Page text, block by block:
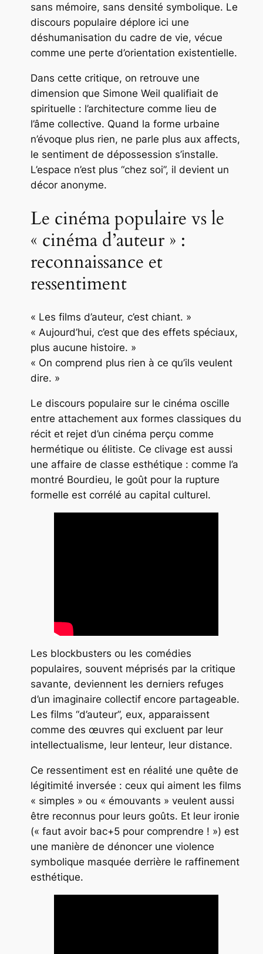
sans mémoire, sans densité symbolique. Le
discours populaire déplore ici une
déshumanisation du cadre de vie, vécue
comme une perte d’orientation existentielle.
Dans cette critique, on retrouve une
dimension que Simone Weil qualifiait de
spirituelle : l’architecture comme lieu de
l’âme collective. Quand la forme urbaine
n’évoque plus rien, ne parle plus aux affects,
le sentiment de dépossession s’installe.
L’espace n’est plus “chez soi”, il devient un
décor anonyme.
Le cinéma populaire vs le
« cinéma d’auteur » :
reconnaissance et
ressentiment
« Les films d’auteur, c’est chiant. »
« Aujourd’hui, c’est que des effets spéciaux,
plus aucune histoire. »
« On comprend plus rien à ce qu’ils veulent
dire. »
Le discours populaire sur le cinéma oscille
entre attachement aux formes classiques du
récit et rejet d’un cinéma perçu comme
hermétique ou élitiste. Ce clivage est aussi
une affaire de classe esthétique : comme l’a
montré Bourdieu, le goût pour la rupture
formelle est corrélé au capital culturel.
Les blockbusters ou les comédies
populaires, souvent méprisés par la critique
savante, deviennent les derniers refuges
d’un imaginaire collectif encore partageable.
Les films “d’auteur”, eux, apparaissent
comme des œuvres qui excluent par leur
intellectualisme, leur lenteur, leur distance.
Ce ressentiment est en réalité une quête de
légitimité inversée : ceux qui aiment les films
« simples » ou « émouvants » veulent aussi
être reconnus pour leurs goûts. Et leur ironie
(« faut avoir bac+5 pour comprendre ! ») est
une manière de dénoncer une violence
symbolique masquée derrière le raffinement
esthétique.